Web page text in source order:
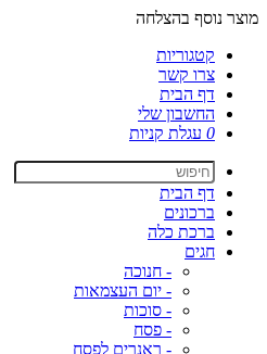
מוצר נוסף בהצלחה
קטגוריות
צרו קשר
דף הבית
החשבון שלי
0 עגלת קניות
דף הבית
ברכונים
ברכת כלה
חגים
- חנוכה
- יום העצמאות
- סוכות
- פסח
- ראנרים לפסח